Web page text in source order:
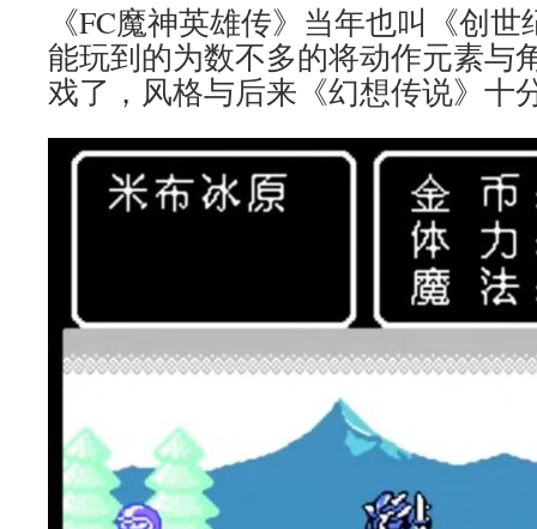
《FC魔神英雄传》当年也叫《创
能玩到的为数不多的将动作元素与
戏了，风格与后来《幻想传说》十